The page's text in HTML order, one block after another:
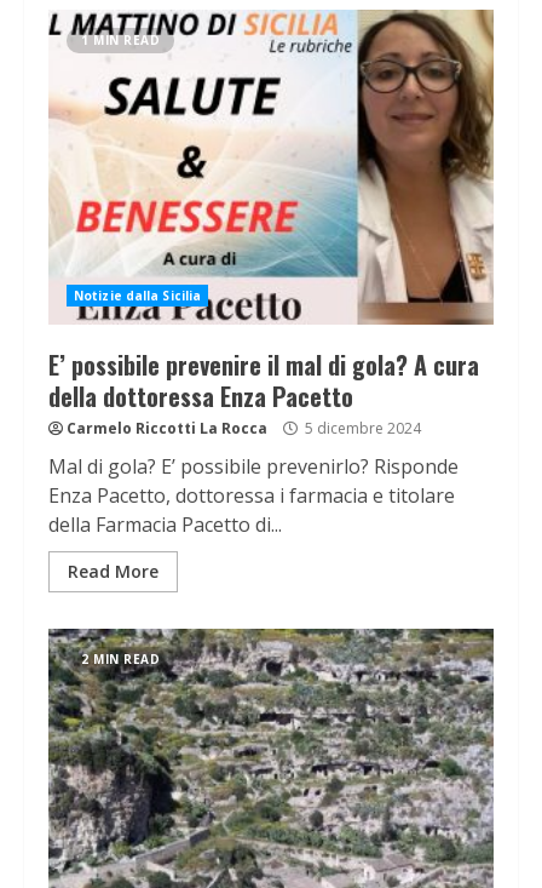
1 MIN READ
Notizie dalla Sicilia
E’ possibile prevenire il mal di gola? A cura
della dottoressa Enza Pacetto
Carmelo Riccotti La Rocca 5 dicembre 2024
Mal di gola? E’ possibile prevenirlo? Risponde
Enza Pacetto, dottoressa i farmacia e titolare
della Farmacia Pacetto di...
Read More
2 MIN READ